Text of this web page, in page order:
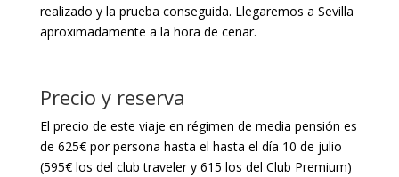
realizado y la prueba conseguida. Llegaremos a Sevilla
aproximadamente a la hora de cenar.
Precio y reserva
El precio de este viaje en régimen de media pensión es
de 625€ por persona hasta el hasta el día 10 de julio
(595€ los del club traveler y 615 los del Club Premium)